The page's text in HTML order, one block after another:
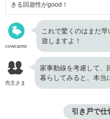
きる回遊性がgood！
cowcamo
これで驚くのはまだ
遊しますよ！
売主さま
家事動線を考慮して、
暮らしてみると、本当
引き戸で仕